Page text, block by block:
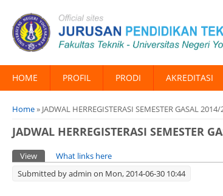
HOME PROFIL PRODI AKREDITASI
You are here
Home» JADWAL HERREGISTERASI SEMESTER GASAL
JADWAL HERREGISTERASI SEMESTER
Primary tabs
View (active tab)
What links here
Submitted byadmin on Mon, 2014-06-30 10:44